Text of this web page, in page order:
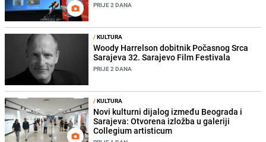
PRIJE 2 DANA
/KULTURA
Woody Harrelson dobitnik Počasnog Srca
Sarajeva 32. Sarajevo Film Festivala
PRIJE 2 DANA
/KULTURA
Novi kulturni dijalog između Beograda i
Sarajeva: Otvorena izložba u galeriji
Collegium artisticum